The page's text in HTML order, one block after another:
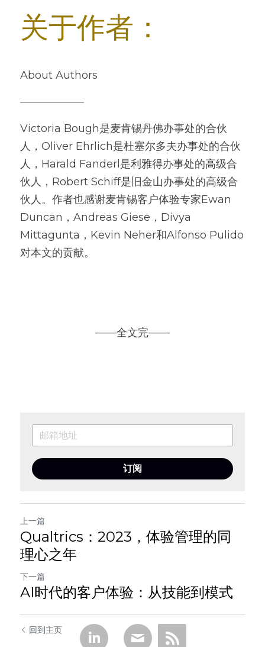
关于作者：
About Authors
——————
Victoria Bough是麦肯锡丹佛办事处的合伙
人，Oliver Ehrlich是杜塞尔多夫办事处的合伙
人，Harald Fanderl是利雅得办事处的高级合
伙人，Robert Schiff是旧金山办事处的高级合
伙人。作者也感谢麦肯锡客户体验专家Ewan
Duncan，Andreas Giese，Divya
Mittagunta，Kevin Neher和Alfonso Pulido
对本文的贡献。
——全文完——
订阅
上一篇
Qualtrics：2023，体验管理的同
理心之年
下一篇
AI时代的客户体验：从技能到模式
回到主页